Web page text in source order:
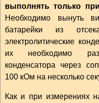
выполнять только
Необходимо вынуть
батарейки из
электролитические
их необходимо
конденсатора через
100 кОм на несколько
Как и при измерениях